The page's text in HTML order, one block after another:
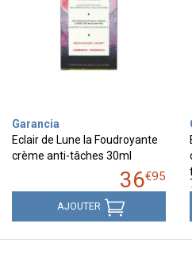
Garancia
Eclair de Lune la Foudroyante
crème anti-tâches 30ml
36€95
AJOUTER